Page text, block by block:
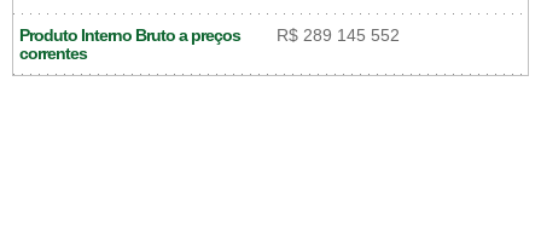
Produto Interno Bruto a preços
correntes
R$ 289 145 552